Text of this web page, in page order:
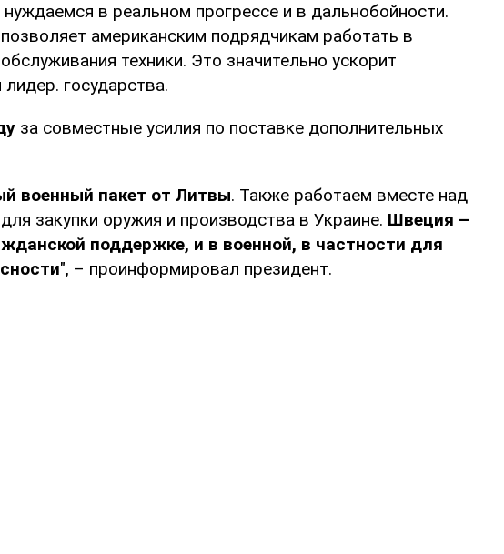
в реальном прогрессе и в дальнобойности.
американским подрядчикам работать в
техники. Это значительно ускорит
государства.
за совместные усилия по поставке дополнительных
военный пакет от Литвы. Также работаем вместе над
закупки оружия и производства в Украине. Швеция –
поддержке, и в военной, в частности для
", – проинформировал президент.